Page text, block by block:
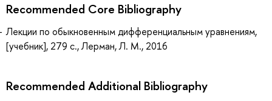
Recommended Core Bibliography
Лекции по обыкновенным дифференциальным уравнениям,
[учебник], 279 с., Лерман, Л. М., 2016
Recommended Additional Bibliography